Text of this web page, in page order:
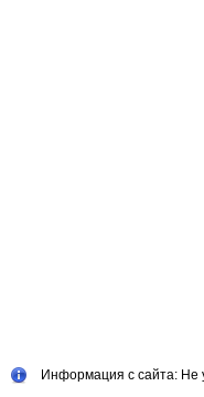
Информация с сайта: Не